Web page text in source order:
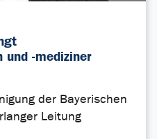
und -mediziner
der Bayerischen
Leitung